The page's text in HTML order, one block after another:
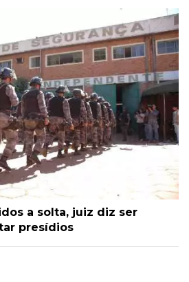
a solta, juiz diz ser
presídios